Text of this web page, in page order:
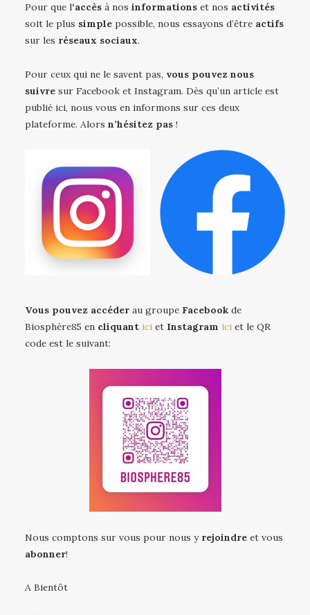
Pour que l‘accès à nos informations et nos activités
soit le plus simple possible, nous essayons d’être actifs
sur les réseaux sociaux.
Pour ceux qui ne le savent pas, vous pouvez nous
suivre sur Facebook et Instagram. Dès qu’un article est
publié ici, nous vous en informons sur ces deux
plateforme. Alors n’hésitez pas !
Vous pouvez accéder au groupe Facebook de
Biosphère85 en cliquant ici et Instagram ici et le QR
code est le suivant:
Nous comptons sur vous pour nous y rejoindre et vous
abonner!
A Bientôt